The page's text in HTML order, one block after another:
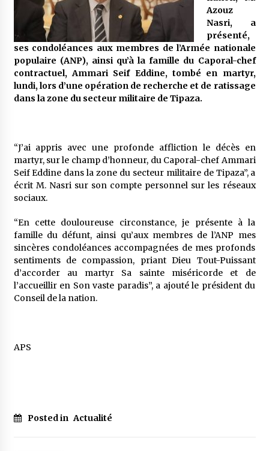
5 ans ago
« Père, tiens-moi, je vais tomber ! »
5 ans ago
Le bouc de l’Au-delà
Le monstrueux vieillard (Un récit du Sud
algérien)
5 ans ago
touareg)
5 ans ago
Un conte targui/ Quand la tête est vide
5 ans ago
Azouz
Nasri, a
présenté,
ses condoléances aux membres de l’Armée nationale
populaire (ANP), ainsi qu’à la famille du Caporal-chef
contractuel, Ammari Seif Eddine, tombé en martyr,
lundi, lors d’une opération de recherche et de ratissage
dans la zone du secteur militaire de Tipaza.
“J’ai appris avec une profonde affliction le décès en
martyr, sur le champ d’honneur, du Caporal-chef Ammari
Seif Eddine dans la zone du secteur militaire de Tipaza”, a
écrit M. Nasri sur son compte personnel sur les réseaux
sociaux.
“En cette douloureuse circonstance, je présente à la
famille du défunt, ainsi qu’aux membres de l’ANP mes
sincères condoléances accompagnées de mes profonds
sentiments de compassion, priant Dieu Tout-Puissant
d’accorder au martyr Sa sainte miséricorde et de
l’accueillir en Son vaste paradis”, a ajouté le président du
Conseil de la nation.
APS
Posted in Actualité